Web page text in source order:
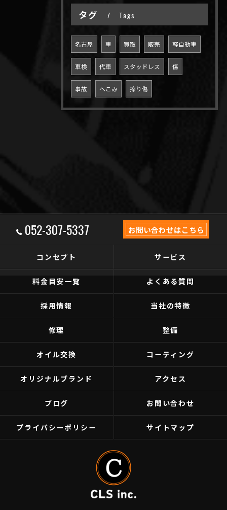
タグ Tags
名古屋 車 買取 販売 軽自動車
車検 代車 スタッドレス 傷
事故 へこみ 擦り傷
052-307-5337 お問い合わせはこちら
コンセプト サービス
料金目安一覧 よくある質問
採用情報 当社の特徴
修理 整備
オイル交換 コーティング
オリジナルブランド アクセス
ブログ お問い合わせ
プライバシーポリシー サイトマップ